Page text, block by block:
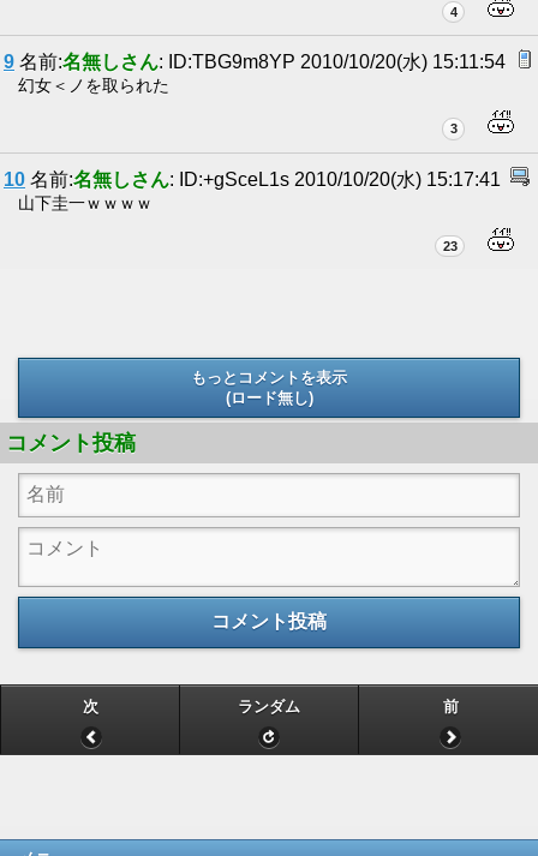
4
9 名前:名無しさん: ID:TBG9m8YP 2010/10/20(水) 15:11:54
幻女＜ノを取られた
3
10 名前:名無しさん: ID:+gSceL1s 2010/10/20(水) 15:17:41
山下圭一ｗｗｗｗ
23
もっとコメントを表示
(ロード無し)
コメント投稿
コメント投稿
次 ランダム 前